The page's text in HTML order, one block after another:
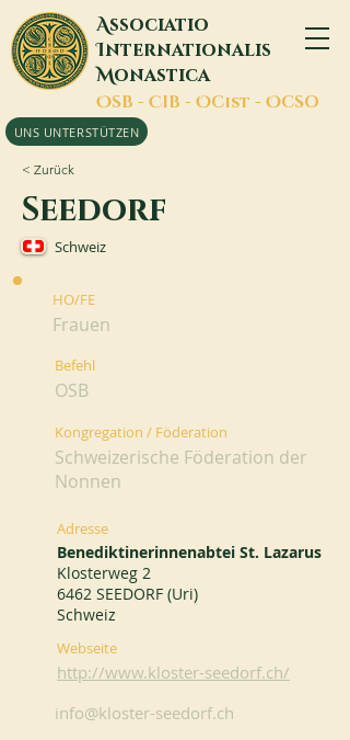
Associatio
Internationalis
Monastica
OSB - CIB - OCist - OCSO
UNS UNTERSTÜTZEN
< Zurück
Seedorf
Schweiz
HO/FE
Frauen
Befehl
OSB
Kongregation / Föderation
Schweizerische Föderation der
Nonnen
Adresse
Benediktinerinnenabtei St. Lazarus
Klosterweg 2
6462 SEEDORF (Uri)
Schweiz
Webseite
http://www.kloster-seedorf.ch/
info@kloster-seedorf.ch